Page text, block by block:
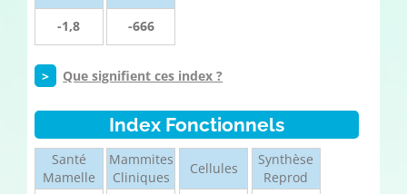
-1,8 -666
> Que signifient ces index ?
Index Fonctionnels
Santé
Mamelle
Mammites
Cliniques
Cellules
Synthèse
Reprod